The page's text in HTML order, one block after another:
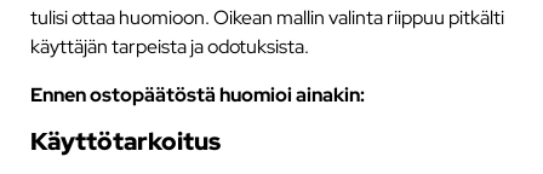
tulisi ottaa huomioon. Oikean mallin valinta riippuu pitkälti
käyttäjän tarpeista ja odotuksista.
Ennen ostopäätöstä huomioi ainakin:
Käyttötarkoitus